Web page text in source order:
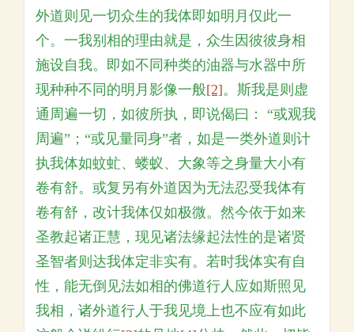
外道则见一切众生的我体即如明月仅此一
个。一我别相的理由就是，众生因彼彼身相
施设自我。即如不同种类的油器与水器中所
现种种不同的明月影像一般[2]。斯我是则虚
通周遍一切，如彼所执，即说偈曰： “或观我
周遍”；“或见量同身”者，如是一类外道则计
执我体如蚊虻、蝼蚁、大象等之身量大小有
卷有舒。或复另有外道因为无法忍受我体有
卷有舒，改计我体仅如极微。然今依于如来
圣教起诸正慧，现见诸法缘起法性的是诸贤
圣智者则达我体定非实有。若时我体实有自
性，能无倒见法如相的佛道行人应如斯照见
我相，诸外道行人于我见境上也不应有如此